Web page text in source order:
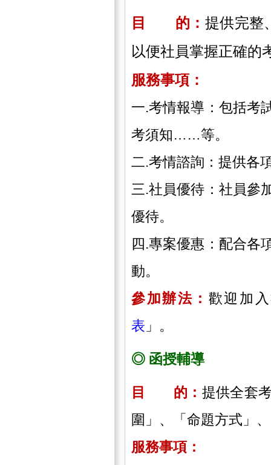
目 的： 提供完整
以便社員掌握正確的
服務事項：
一.考情報導：包括考
考須知……等。
二.考情諮詢：提供各
三.社員優待：社員參
優待。
四.專案優惠：配合各
動。
參加辦法： 歡迎加
表 」。
◎ 函授輔導
目 的： 提供全套
圍」、「命題方式」
服務事項：